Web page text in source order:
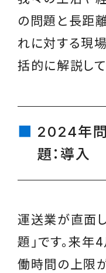
の問題と長距
れに対する現
括的に解説して
2024年問
題：導入
運送業が直面
題」です。来
働時間の上限